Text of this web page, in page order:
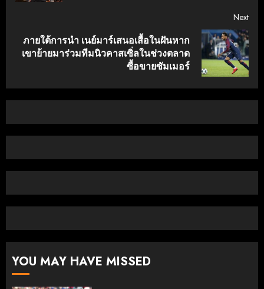
Next
Next
ภายใต้การนํา เนย์มาร์เสนอเสื้อในฝันหาก
เขาย้ายมาร่วมทีมนิวคาสเซิ่ลในช่วงตลาด
ซื้อขายซัมเมอร์
YOU MAY HAVE MISSED